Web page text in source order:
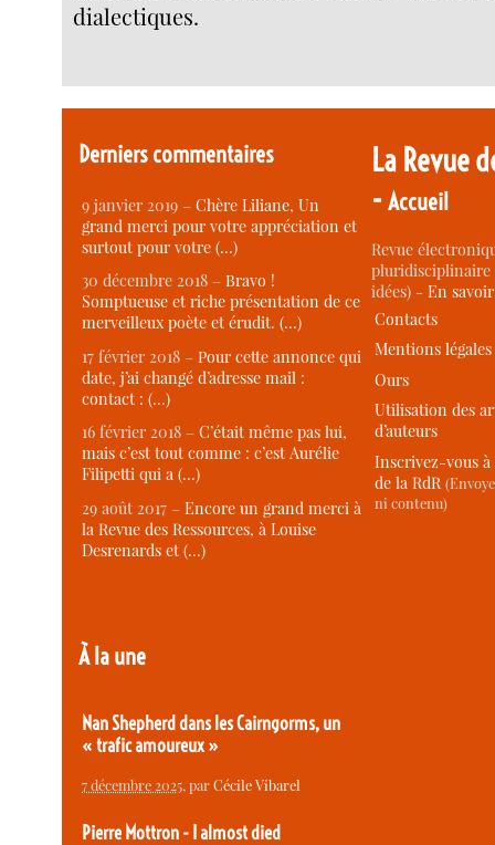
dialectiques.
Derniers commentaires
9 janvier 2019 –Chère Liliane, Un
grand merci pour votre appréciation et
surtout pour votre (…)
30 décembre 2018 –Bravo !
Somptueuse et riche présentation de ce
merveilleux poète et érudit. (…)
17 février 2018 –Pour cette annonce qui
date, j’ai changé d’adresse mail :
contact : (…)
16 février 2018 –C’était même pas lui,
mais c’est tout comme : c’est Aurélie
Filipetti qui a (…)
29 août 2017 –Encore un grand merci à
la Revue des Ressources, à Louise
Desrenards et (…)
À la une
Nan Shepherd dans les Cairngorms, un
« trafic amoureux »
7 décembre 2025, parCécile Vibarel
Pierre Mottron - I almost died
La Revue
-Accueil
Revue
idées) -En
Contacts
Mentions légales
Ours
Utilisation des
d’auteurs
Inscrivez-vous
de la RdR
ni contenu)